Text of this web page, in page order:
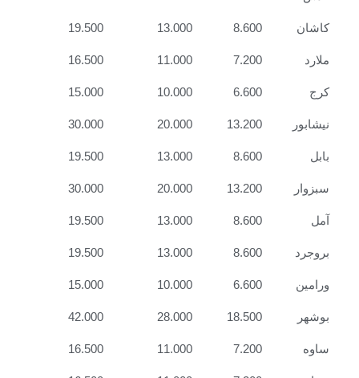
کاشان 8.600
13.000
19.500
ملارد 7.200
11.000
16.500
6.600
10.000
15.000
نیشابور 13.200
20.000
30.000
8.600
13.000
19.500
سبزوار 13.200
20.000
30.000
8.600
13.000
19.500
بروجرد 8.600
13.000
19.500
ورامین 6.600
10.000
15.000
بوشهر 18.500
28.000
42.000
ساوه 7.200
11.000
16.500